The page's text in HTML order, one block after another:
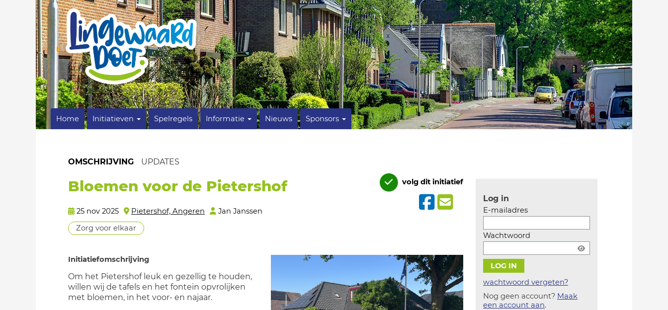
Home Initiatieven Spelregels Informatie Nieuws Sponsors
OMSCHRIJVING UPDATES
Bloemen voor de Pietershof
25 nov 2025 Pietershof, Angeren
Jan Janssen
Zorg voor elkaar
volg dit initiatief
Initiatiefomschrijving
Om het Pietershof leuk en gezellig te houden,
willen wij de tafels en het fontein opvrolijken
met bloemen, in het voor- en najaar.
Log in
E-mailadres
Wachtwoord
wachtwoord vergeten?
Nog geen account? Maak
een account aan.